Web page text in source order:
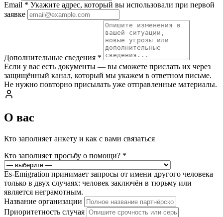
Email * Укажите адрес, который вы использовали при первой
заявке
Дополнительные сведения *
Если у вас есть документы — вы сможете прислать их через
защищённый канал, который мы укажем в ответном письме.
Не нужно повторно присылать уже отправленные материалы.
О вас
Кто заполняет анкету и как с вами связаться
Кто заполняет просьбу о помощи? *
Es-Emigration принимает запросы от имени другого человека
только в двух случаях: человек заключён в тюрьму или
является неграмотным.
Название организации
Приоритетность случая